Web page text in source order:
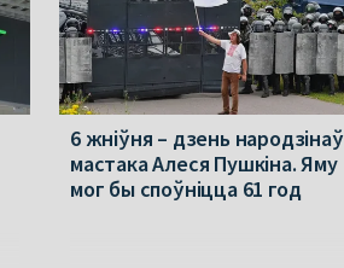
6 жніўня – дзень народзінаў
мастака Алеся Пушкіна. Яму
мог бы споўніцца 61 год